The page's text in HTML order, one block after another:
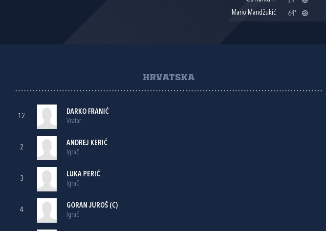
Mario Mandžukić
64'
HRVATSKA
12
DARKO FRANIĆ
Vratar
2
ANDREJ KERIĆ
Igrač
3
LUKA PERIĆ
Igrač
4
GORAN JUROŠ (C)
Igrač